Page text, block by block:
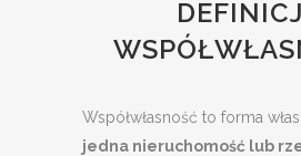
Współwłasność to forma
jedna nieruchomość lub